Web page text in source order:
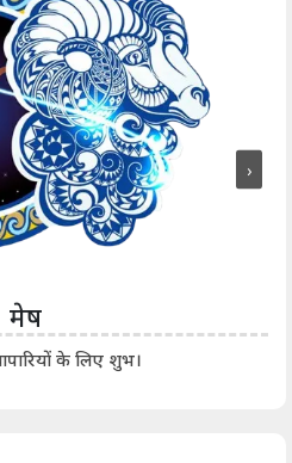
मेष
के लिए शुभ।
›